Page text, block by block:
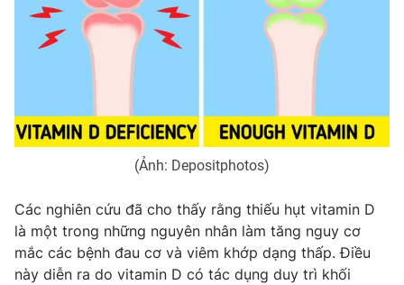
® Cấm sao chép dưới mọi hình thức nếu không có sự chấp
thông tin từ website này.
(Ảnh: Depositphotos)
Các nghiên cứu đã cho thấy rằng thiếu hụt vitamin D
là một trong những nguyên nhân làm tăng nguy cơ
mắc các bệnh đau cơ và viêm khớp dạng thấp. Điều
này diễn ra do vitamin D có tác dụng duy trì khối